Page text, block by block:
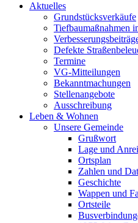
Aktuelles
Grundstücksverkäufe
Tiefbaumaßnahmen
Defekte
Termine
VG-Mitteilungen
Bekanntmachungen
Stellenangebote
Ausschreibung
Leben & Wohnen
Unsere Gemeinde
Grußwort
Lage und
Ortsplan
Zahlen und
Geschichte
Wappen und
Ortsteile